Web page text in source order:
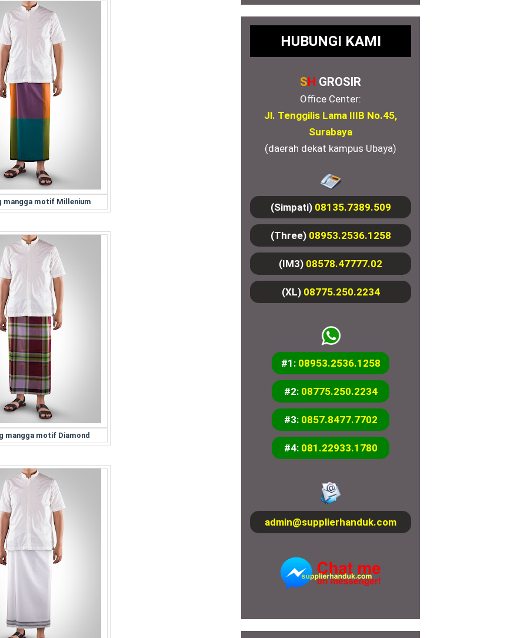
mangga motif Millenium
mangga motif Diamond
HUBUNGI KAMI
SH GROSIR
Office Center:
Jl. Tenggilis Lama IIIB No.45,
Surabaya
(daerah dekat kampus Ubaya)
(Simpati) 08135.7389.509
(Three) 08953.2536.1258
(IM3) 08578.47777.02
(XL) 08775.250.2234
#1: 08953.2536.1258
#2: 08775.250.2234
#3: 0857.8477.7702
#4: 081.22933.1780
admin@supplierhanduk.com